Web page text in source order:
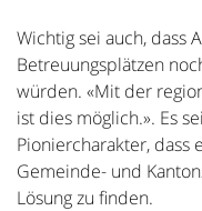
Wichtig sei auch, dass
Betreuungsplätzen
würden. «Mit der
ist dies möglich.». Es
Pioniercharakter, dass
Gemeinde- und
Lösung zu finden.